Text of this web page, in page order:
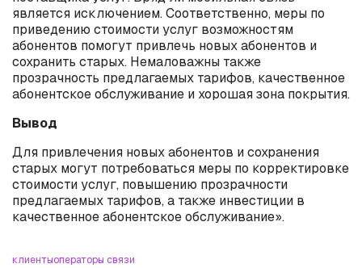
является исключением. Соответственно, меры по
приведению стоимости услуг возможностям
абонентов помогут привлечь новых абонентов и
сохранить старых. Немаловажны также
прозрачность предлагаемых тарифов, качественное
абонентское обслуживание и хорошая зона покрытия.
Вывод
Для привлечения новых абонентов и сохранения
старых могут потребоваться меры по корректировке
стоимости услуг, повышению прозрачности
предлагаемых тарифов, а также инвестиции в
качественное абонентское обслуживание».
клиентыоператоры связи